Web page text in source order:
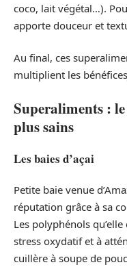
coco, lait végétal…).
apporte douceur et
Au final, ces
multiplient les
Superaliments :
plus sains
Les baies d’açai
Petite baie venue
réputation grâce à sa
Les polyphénols
stress oxydatif et à
cuillère à soupe de